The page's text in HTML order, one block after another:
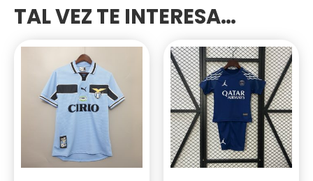
TAL VEZ TE INTERESA…